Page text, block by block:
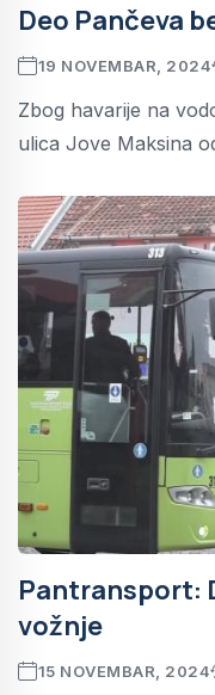
Deo Pančeva
19 NOVEMBAR, 2024
Zbog havarije na
ulica Jove Maksina
Pantransport:
vožnje
15 NOVEMBAR, 2024